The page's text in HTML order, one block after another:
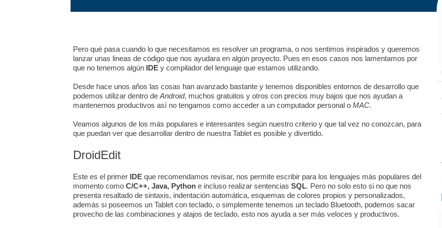
Pero qué pasa cuando lo que necesitamos es resolver un programa, o nos sentimos inspirados y queremos
lanzar unas lineas de código que nos ayudara en algún proyecto. Pues en esos casos nos lamentamos por
que no tenemos algún IDE y compilador del lenguaje que estamos utilizando.
Desde hace unos años las cosas han avanzado bastante y tenemos disponibles entornos de desarrollo que
podemos utilizar dentro de Android, muchos gratuitos y otros con precios muy bajos que nos ayudan a
mantenernos productivos así no tengamos como acceder a un computador personal o MAC.
Veamos algunos de los más populares e interesantes según nuestro criterio y que tal vez no conozcan, para
que puedan ver que desarrollar dentro de nuestra Tablet es posible y divertido.
DroidEdit
Este es el primer IDE que recomendamos revisar, nos permite escribir para los lenguajes más populares del
momento como C/C++, Java, Python e incluso realizar sentencias SQL. Pero no solo esto si no que nos
presenta resaltado de sintaxis, indentación automática, esquemas de colores propios y personalizados,
además si poseemos un Tablet con teclado, o simplemente tenemos un teclado Bluetooth, podemos sacar
provecho de las combinaciones y atajos de teclado, esto nos ayuda a ser más veloces y productivos.